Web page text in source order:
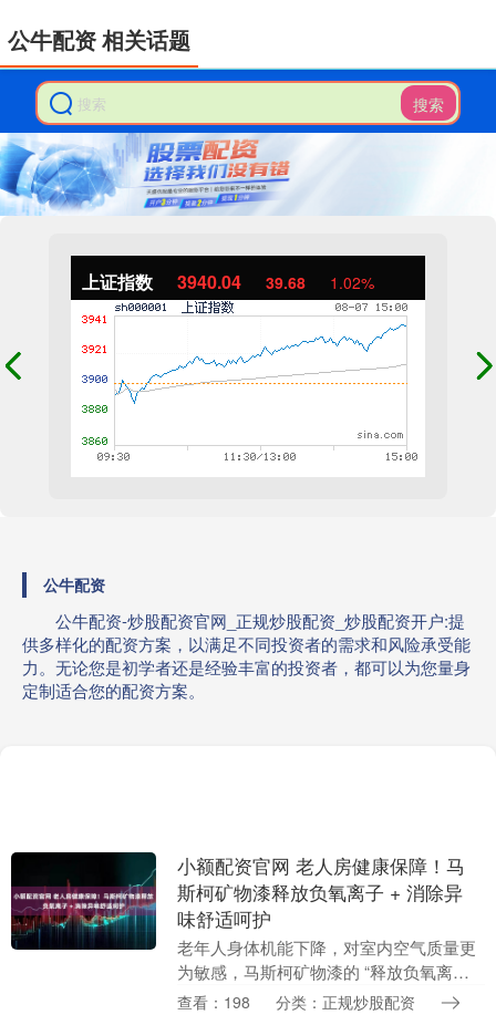
搜索
上证指数 3940.04 39.68 1.02%
公牛配资
公牛配资-炒股配资官网_正规炒股配资_炒股配资开户:提
供多样化的配资方案，以满足不同投资者的需求和风险承受能
力。无论您是初学者还是经验丰富的投资者，都可以为您量身
定制适合您的配资方案。
公牛配资 相关话题
小额配资官网 老人房健康保障！马
斯柯矿物漆释放负氧离子 + 消除异
味舒适呵护
老年人身体机能下降，对室内空气质量更
为敏感，马斯柯矿物漆的 “释放负氧离子”
与 “消除异味” 功能，为老人房营造了舒适
查看：198 分类：正规炒股配资